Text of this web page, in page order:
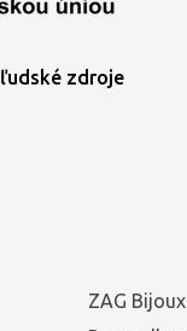
ľudské zdroje
ZAG Bijoux